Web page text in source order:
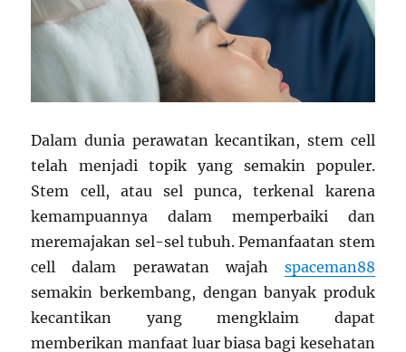
Dalam dunia perawatan kecantikan, stem cell
telah menjadi topik yang semakin populer.
Stem cell, atau sel punca, terkenal karena
kemampuannya dalam memperbaiki dan
meremajakan sel-sel tubuh. Pemanfaatan stem
cell dalam perawatan wajah spaceman88
semakin berkembang, dengan banyak produk
kecantikan yang mengklaim dapat
memberikan manfaat luar biasa bagi kesehatan